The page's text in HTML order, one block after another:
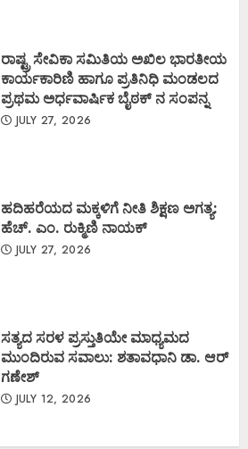
ರಾಷ್ಟ್ರ ಸೇವಿಕಾ ಸಮಿತಿಯ ಅಖಿಲ ಭಾರತೀಯ
ಕಾರ್ಯಕಾರಿಣಿ ಹಾಗೂ ಪ್ರತಿನಿಧಿ ಮಂಡಲದ
ಪ್ರಥಮ ಅರ್ಧವಾರ್ಷಿಕ ಬೈಠಕ್ ನ ಸಂಪನ್ನ
JULY 27, 2026
ಹದಿಹರೆಯದ ಮಕ್ಕಳಿಗೆ ನೀತಿ ಶಿಕ್ಷಣ ಅಗತ್ಯ:
ಹೆಚ್. ಎಂ. ರುಕ್ಮಿಣಿ ನಾಯಕ್
JULY 27, 2026
ಸತ್ಯದ ಸರಳ ಪ್ರಸ್ತುತಿಯೇ ಮಾಧ್ಯಮದ
ಮುಂದಿರುವ ಸವಾಲು: ಶತಾವಧಾನಿ ಡಾ. ಆರ್
ಗಣೇಶ್
JULY 12, 2026